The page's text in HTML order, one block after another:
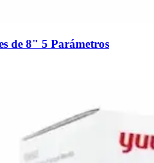
de 8" 5 Parámetros